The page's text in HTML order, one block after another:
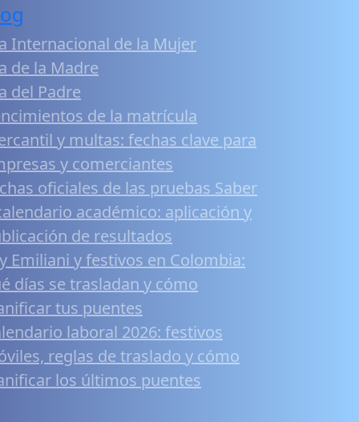
Internacional de la Mujer
de la Madre
del Padre
de la matrícula
y multas: fechas clave para
y comerciantes
oficiales de las pruebas Saber
académico: aplicación y
de resultados
Emiliani y festivos en Colombia:
días se trasladan y cómo
tus puentes
laboral 2026: festivos
reglas de traslado y cómo
los últimos puentes